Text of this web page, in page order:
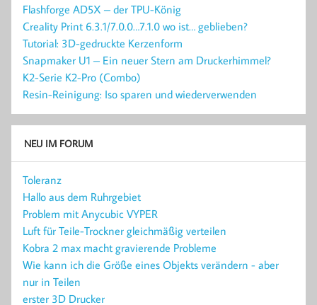
Flashforge AD5X – der TPU-König
Creality Print 6.3.1/7.0.0…7.1.0 wo ist… geblieben?
Tutorial: 3D-gedruckte Kerzenform
Snapmaker U1 – Ein neuer Stern am Druckerhimmel?
K2-Serie K2-Pro (Combo)
Resin-Reinigung: Iso sparen und wiederverwenden
NEU IM FORUM
Toleranz
Hallo aus dem Ruhrgebiet
Problem mit Anycubic VYPER
Luft für Teile-Trockner gleichmäßig verteilen
Kobra 2 max macht gravierende Probleme
Wie kann ich die Größe eines Objekts verändern - aber
nur in Teilen
erster 3D Drucker